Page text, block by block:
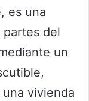
es una
partes del
un
vivienda